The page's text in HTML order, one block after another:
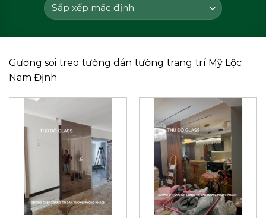
Gương soi treo tường dán tường trang trí Mỹ Lộc
Nam Định